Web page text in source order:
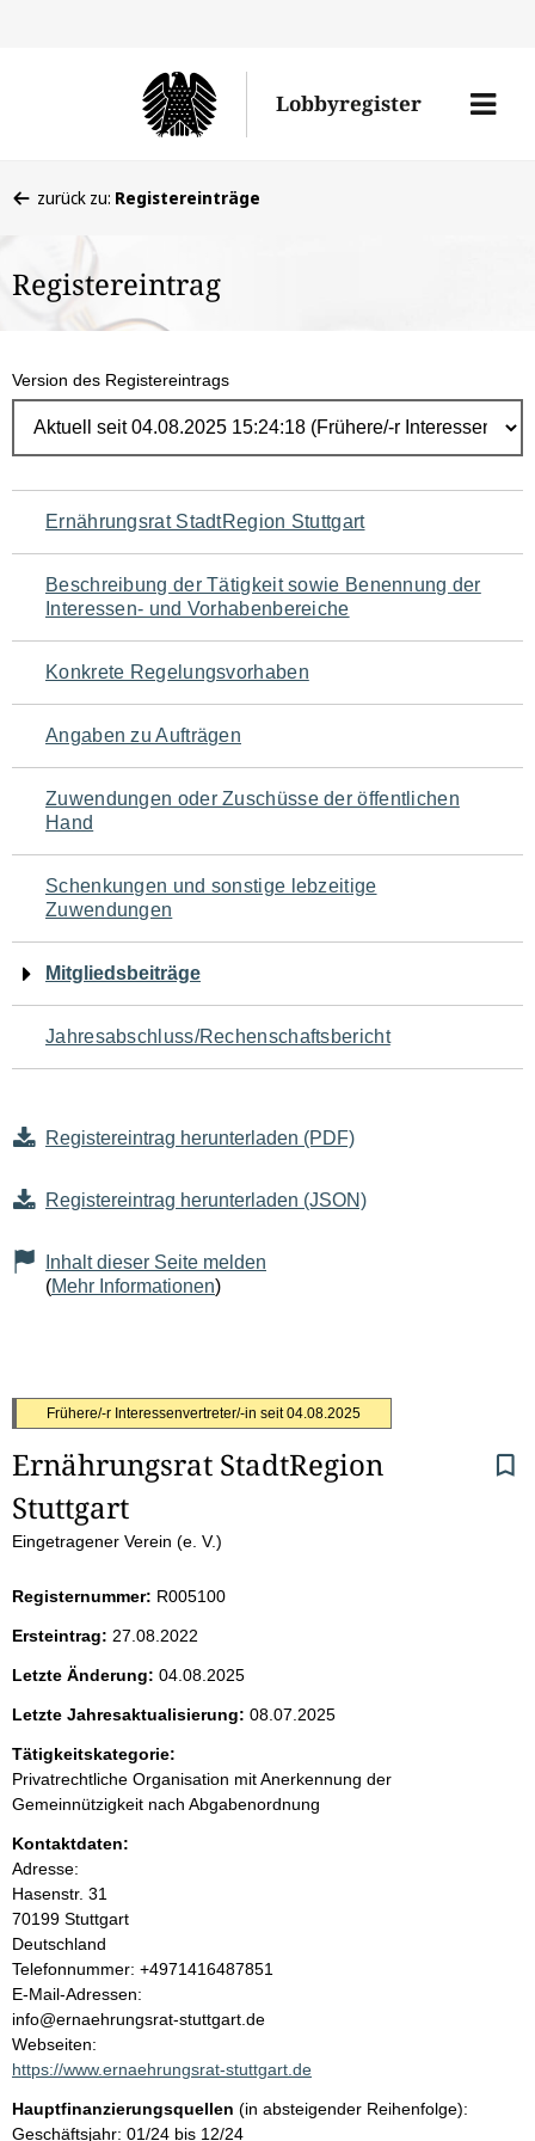
Lobbyregister
Menü
befinden
hier:
zurück zu: Registereinträge
Registereintrag
Version des Registereintrags
Navigation
für
den
Seiteninhalt
Ernährungsrat StadtRegion Stuttgart
Beschreibung der Tätigkeit sowie Benennung der
Interessen- und Vorhabenbereiche
Konkrete Regelungsvorhaben
Angaben zu Aufträgen
Zuwendungen oder Zuschüsse der öffentlichen
Hand
Schenkungen und sonstige lebzeitige
Zuwendungen
Mitgliedsbeiträge
Jahresabschluss/Rechenschaftsbericht
Registereintrag herunterladen (PDF)
Registereintrag herunterladen (JSON)
Inhalt dieser Seite melden
(Mehr Informationen)
S
e
i
e
n
i
n
h
a
l
t
Frühere/-r Interessenvertreter/-in seit 04.08.2025
Ernährungsrat StadtRegion
Stuttgart
Eingetragener Verein (e. V.)
Registernummer: R005100
Ersteintrag: 27.08.2022
Letzte Änderung: 04.08.2025
Letzte Jahresaktualisierung: 08.07.2025
Tätigkeitskategorie:
Privatrechtliche Organisation mit Anerkennung der
Gemeinnützigkeit nach Abgabenordnung
Kontaktdaten:
Adresse:
Hasenstr. 31
70199 Stuttgart
Deutschland
K
o
n
t
a
t
Telefonnummer: +4971416487851
E-Mail-Adressen:
info@ernaehrungsrat-stuttgart.de
Webseiten:
https://www.ernaehrungsrat-stuttgart.de
Hauptfinanzierungsquellen (in absteigender Reihenfolge):
Geschäftsjahr: 01/24 bis 12/24